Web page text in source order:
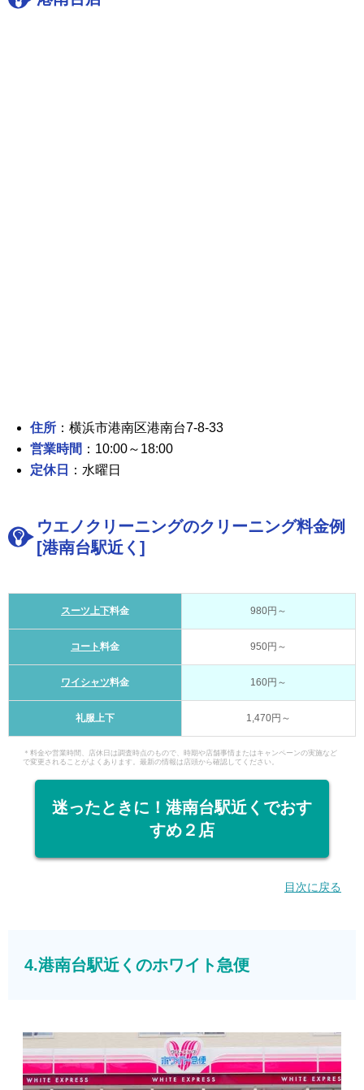
住所 ：横浜市港南区港南台7-8-33
営業時間 ：10:00～18:00
定休日
：水曜日
ウエノクリーニングのクリーニング料金例
[港南台駅近く]
スーツ上下料金 980円～
コート料金 950円～
ワイシャツ料金 160円～
礼服上下 1,470円～
＊料金や営業時間、店休日は調査時点のもので、時期や店舗事情またはキャンペーンの実施など
で変更されることがよくあります。最新の情報は店頭から確認してください。
迷ったときに！港南台駅近くでおす
すめ２店
目次に戻る
4.港南台駅近くのホワイト急便